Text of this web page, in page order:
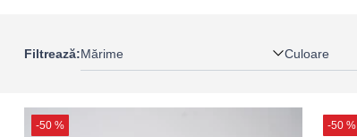
Filtrează:Mărime Culoare
-50 % -50 %